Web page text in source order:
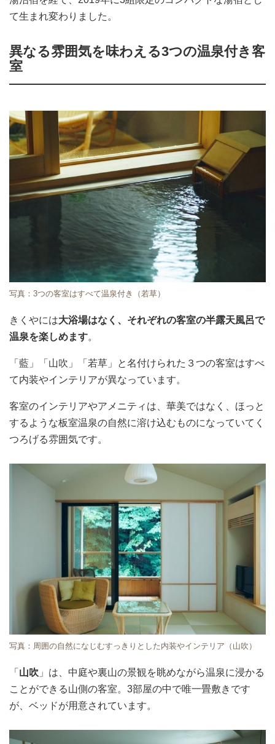
て生まれ変わりました。
異なる雰囲気を味わえる3つの温泉付き客
室
写真：3つの客室はすべて温泉付き（若草）
きくやには大浴場はなく、それぞれの客室の半露天風呂で
温泉を楽しめます。
「藍」「山吹」「若草」と名付けられた３つの客室はすべ
て内装やインテリアが異なっています。
客室のインテリアやアメニティは、華美ではなく、ほっと
するような板室温泉の自然に溶け込むものになっていてく
つろげる雰囲気です。
写真：周囲の自然になじむすっきりとした内装やインテリア（山吹）
「 山吹 」は、中庭や裏山の景観を眺めながら温泉に浸かる
ことができる山側の客室。3部屋の中で唯一畳敷きです
が、ベッドが用意されています。